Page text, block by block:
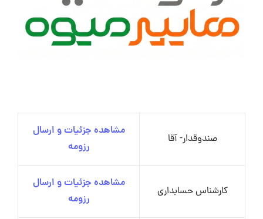
صندوقدار- آقا
مشاهده جزئیات و ارسال
رزومه
کارشناس حسابداری
مشاهده جزئیات و ارسال
رزومه